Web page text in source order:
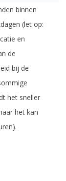
binnen
(let op:
en
de
bij de
het sneller
het kan